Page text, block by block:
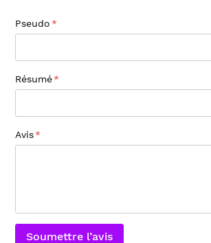
Pseudo
Résumé
Avis
Soumettre l’avis